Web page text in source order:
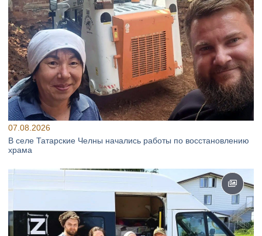
07.08.2026
В селе Татарские Челны начались работы по восстановлению
храма